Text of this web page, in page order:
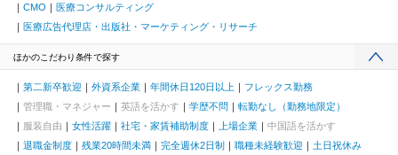
CMO
医療コンサルティング
医療広告代理店・出版社・マーケティング・リサーチ
ほかのこだわり条件で探す
第二新卒歓迎 外資系企業 年間休日120日以上
フレックス勤務
管理職・マネジャー
英語を活かす 学歴不問
転勤なし（勤務地限定）
服装自由
女性活躍 社宅・家賃補助制度 上場企業
中国語を活かす
退職金制度
残業20時間未満 完全週休2日制 職種未経験歓迎
土日祝休み